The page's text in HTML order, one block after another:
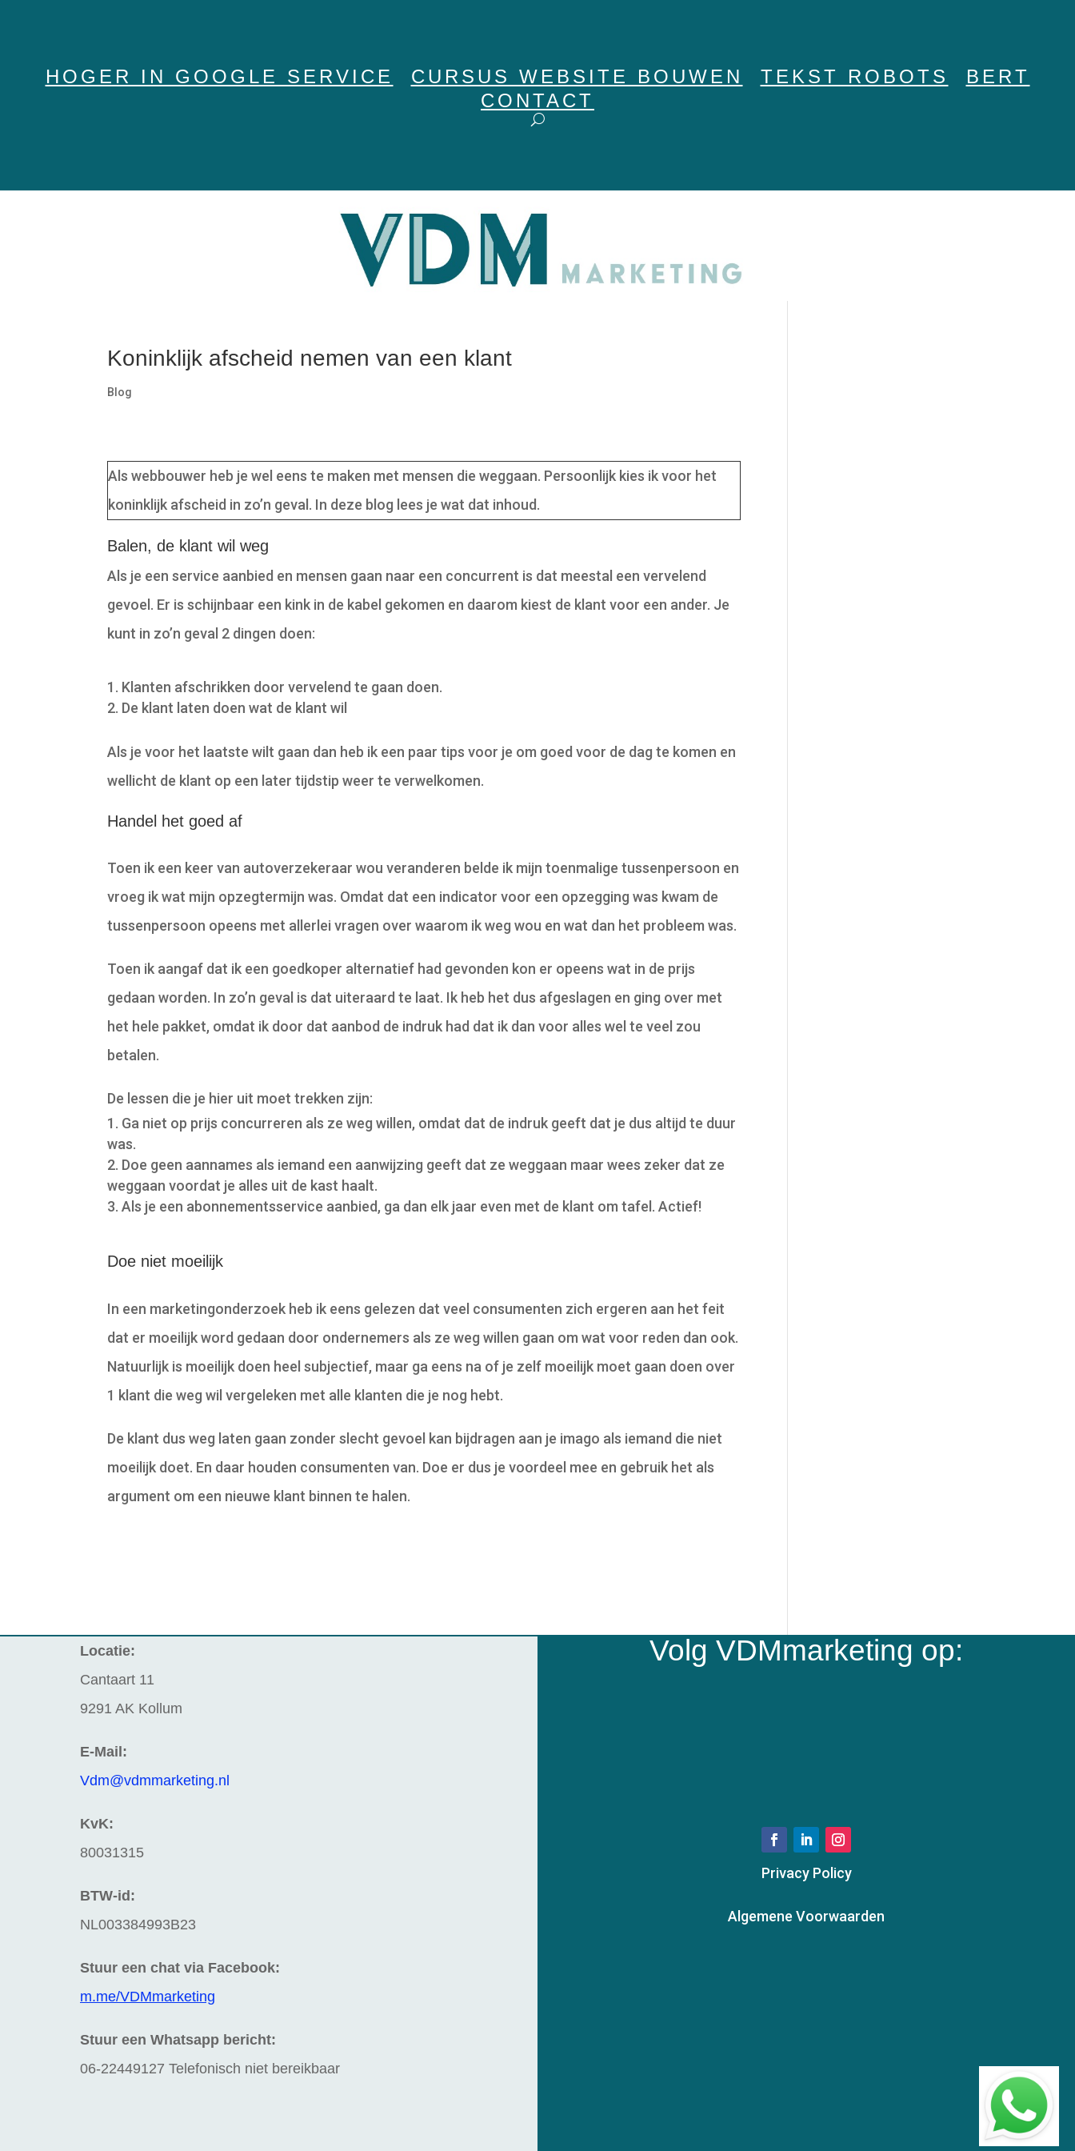
HOGER IN GOOGLE SERVICE CURSUS WEBSITE BOUWEN TEKST ROBOTS
BERT
CONTACT
Koninklijk afscheid nemen van een klant
Blog
Als webbouwer heb je wel eens te maken met mensen die weggaan. Persoonlijk kies ik voor het
koninklijk afscheid in zo’n geval. In deze blog lees je wat dat inhoud.
Balen, de klant wil weg
Als je een service aanbied en mensen gaan naar een concurrent is dat meestal een vervelend
gevoel. Er is schijnbaar een kink in de kabel gekomen en daarom kiest de klant voor een ander. Je
kunt in zo’n geval 2 dingen doen:
Klanten afschrikken door vervelend te gaan doen.
De klant laten doen wat de klant wil
Als je voor het laatste wilt gaan dan heb ik een paar tips voor je om goed voor de dag te komen en
wellicht de klant op een later tijdstip weer te verwelkomen.
Handel het goed af
Toen ik een keer van autoverzekeraar wou veranderen belde ik mijn toenmalige tussenpersoon en
vroeg ik wat mijn opzegtermijn was. Omdat dat een indicator voor een opzegging was kwam de
tussenpersoon opeens met allerlei vragen over waarom ik weg wou en wat dan het probleem was.
Toen ik aangaf dat ik een goedkoper alternatief had gevonden kon er opeens wat in de prijs
gedaan worden. In zo’n geval is dat uiteraard te laat. Ik heb het dus afgeslagen en ging over met
het hele pakket, omdat ik door dat aanbod de indruk had dat ik dan voor alles wel te veel zou
betalen.
De lessen die je hier uit moet trekken zijn:
Ga niet op prijs concurreren als ze weg willen, omdat dat de indruk geeft dat je dus altijd te duur
was.
Doe geen aannames als iemand een aanwijzing geeft dat ze weggaan maar wees zeker dat ze
weggaan voordat je alles uit de kast haalt.
Als je een abonnementsservice aanbied, ga dan elk jaar even met de klant om tafel. Actief!
Doe niet moeilijk
In een marketingonderzoek heb ik eens gelezen dat veel consumenten zich ergeren aan het feit
dat er moeilijk word gedaan door ondernemers als ze weg willen gaan om wat voor reden dan ook.
Natuurlijk is moeilijk doen heel subjectief, maar ga eens na of je zelf moeilijk moet gaan doen over
1 klant die weg wil vergeleken met alle klanten die je nog hebt.
De klant dus weg laten gaan zonder slecht gevoel kan bijdragen aan je imago als iemand die niet
moeilijk doet. En daar houden consumenten van. Doe er dus je voordeel mee en gebruik het als
argument om een nieuwe klant binnen te halen.
Locatie:
Cantaart 11
9291 AK Kollum
E-Mail:
Vdm@vdmmarketing.nl
KvK:
80031315
BTW-id:
NL003384993B23
Stuur een chat via Facebook:
m.me/VDMmarketing
Stuur een Whatsapp bericht:
06-22449127 Telefonisch niet bereikbaar
Volg VDMmarketing op:
Privacy Policy
Algemene Voorwaarden